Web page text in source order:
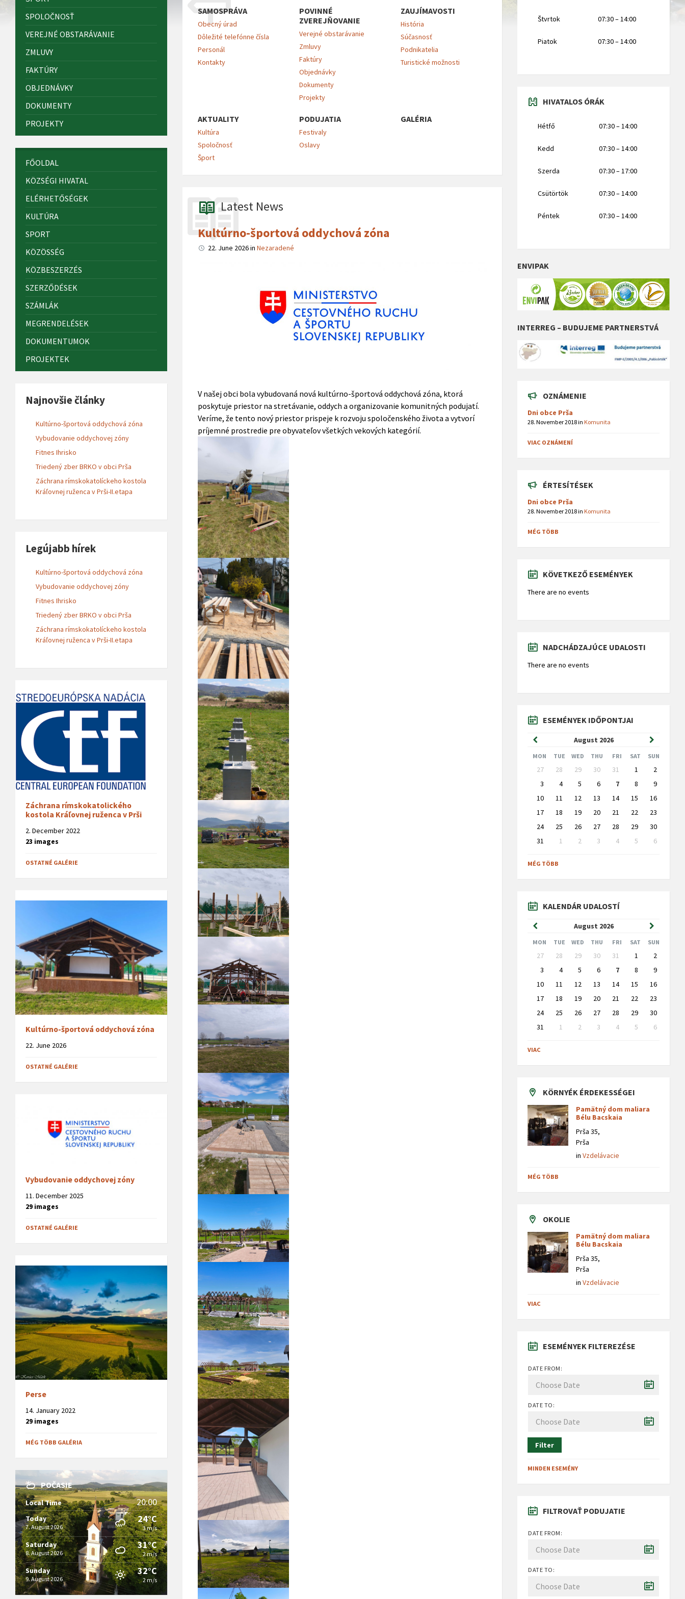
SAMOSPRÁVA
Obecný úrad
Dôležité telefónne čísla
Personál
Kontakty
POVINNÉ
ZVEREJŇOVANIE
Verejné obstarávanie
Zmluvy
Faktúry
Objednávky
Dokumenty
Projekty
ZAUJÍMAVOSTI
História
Súčasnosť
Podnikatelia
Turistické možnosti
AKTUALITY
Kultúra
Spoločnosť
Šport
PODUJATIA
Festivaly
Oslavy
GALÉRIA
Latest News
Kultúrno-športová oddychová zóna
22. June 2026inNezaradené
V našej obci bola vybudovaná nová kultúrno-športová oddychová zóna, ktorá
poskytuje priestor na stretávanie, oddych a organizovanie komunitných podujatí.
Veríme, že tento nový priestor prispeje k rozvoju spoločenského života a vytvorí
príjemné prostredie pre obyvateľov všetkých vekových kategórií.
SPOLOČNOSŤ
VEREJNÉ OBSTARÁVANIE
ZMLUVY
FAKTÚRY
OBJEDNÁVKY
DOKUMENTY
PROJEKTY
FŐOLDAL
KÖZSÉGI HIVATAL
ELÉRHETŐSÉGEK
KULTÚRA
SPORT
KÖZÖSSÉG
KÖZBESZERZÉS
SZERZŐDÉSEK
SZÁMLÁK
MEGRENDELÉSEK
DOKUMENTUMOK
PROJEKTEK
Najnovšie články
Kultúrno-športová oddychová zóna
Vybudovanie oddychovej zóny
Fitnes Ihrisko
Triedený zber BRKO v obci Prša
Záchrana rímskokatolíckeho kostola
Kráľovnej ruženca v Prši-II.etapa
Legújabb hírek
Kultúrno-športová oddychová zóna
Vybudovanie oddychovej zóny
Fitnes Ihrisko
Triedený zber BRKO v obci Prša
Záchrana rímskokatolíckeho kostola
Kráľovnej ruženca v Prši-II.etapa
Záchrana rímskokatolického
kostola Kráľovnej ruženca v Prši
2. December 2022
23 images
OSTATNÉ GALÉRIE
Kultúrno-športová oddychová zóna
22. June 2026
OSTATNÉ GALÉRIE
Vybudovanie oddychovej zóny
11. December 2025
29 images
OSTATNÉ GALÉRIE
Perse
14. January 2022
29 images
MÉG TÖBB GALÉRIA
POČASIE
Local Time 20:00
Today
7. August 2026
24°C
3 m/s
Saturday
8. August 2026
31°C
2 m/s
Sunday
9. August 2026
32°C
2 m/s
Štvrtok 07:30 – 14:00
Piatok 07:30 – 14:00
HIVATALOS ÓRÁK
Hétfő 07:30 – 14:00
Kedd 07:30 – 14:00
Szerda 07:30 – 17:00
Csütörtök 07:30 – 14:00
Péntek 07:30 – 14:00
ENVIPAK
INTERREG – BUDUJEME PARTNERSTVÁ
OZNÁMENIE
Dni obce Prša
28. November 2018inKomunita
VIAC OZNÁMENÍ
ÉRTESÍTÉSEK
Dni obce Prša
28. November 2018inKomunita
MÉG TÖBB
KÖVETKEZŐ ESEMÉNYEK
There are no events
NADCHÁDZAJÚCE UDALOSTI
There are no events
ESEMÉNYEK IDŐPONTJAI
August 2026
Previous
Month
Next
Month
MON TUE WED THU FRI SAT SUN
Skip
calendar
days
27 28 29 30 31 1
2
3
4 5 6 7 8
9
10
11 12 13 14 15
16
17
18 19 20 21 22
23
24
25 26 27 28 29
30
31
1 2 3 4 5
6
to
calendar
MÉG TÖBB
KALENDÁR UDALOSTÍ
August 2026
Previous
Month
Next
Month
MON TUE WED THU FRI SAT SUN
Skip
calendar
days
27 28 29 30 31 1
2
3
4 5 6 7 8
9
10
11 12 13 14 15
16
17
18 19 20 21 22
23
24
25 26 27 28 29
30
31
1 2 3 4 5
6
to
calendar
VIAC
KÖRNYÉK ÉRDEKESSÉGEI
Pamätný dom maliara
Bélu Bacskaia
Prša 35,
Prša
inVzdelávacie
MÉG TÖBB
OKOLIE
Pamätný dom maliara
Bélu Bacskaia
Prša 35,
Prša
inVzdelávacie
VIAC
ESEMÉNYEK FILTEREZÉSE
DATE FROM:
DATE TO:
Filter
MINDEN ESEMÉNY
FILTROVAŤ PODUJATIE
DATE FROM:
DATE TO: